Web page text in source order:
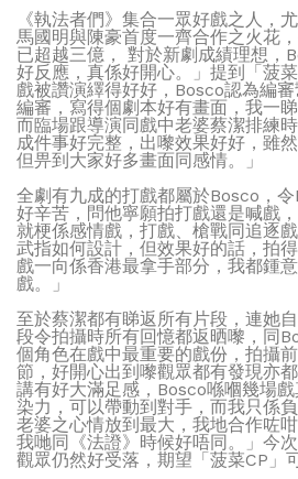
《執法者們》集合一眾好戲之人，
馬國明與陳豪首度一齊合作之火花
已超越三億， 對於新劇成績理想，
好反應，真係好開心。」提到「菠
戲被讚演繹得好好，Bosco認為編
編審，寫得個劇本好有畫面，我一
而臨場跟導演同戲中老婆蔡潔排練
成件事好完整，出嚟效果好好，雖
但畀到大家好多畫面同感情。」
全劇有九成的打戲都屬於Bosco，
好辛苦，問他寧願拍打戲還是喊戲
就梗係感情戲，打戲、槍戰同追逐
武指如何設計，但效果好的話，拍
戲一向係香港最拿手部分，我都鍾
戲。」
至於蔡潔都有睇返所有片段，連她
段令拍攝時所有回憶都返晒嚟，同
個角色在戲中最重要的戲份，拍攝
節，好開心出到嚟觀眾都有發現亦
講有好大滿足感，Bosco喺嗰幾場
染力，可以帶動到對手，而我只係
老婆之心情放到最大，我地合作咗
我哋同《法證》時候好唔同。」今
觀眾仍然好受落，期望「菠菜CP」